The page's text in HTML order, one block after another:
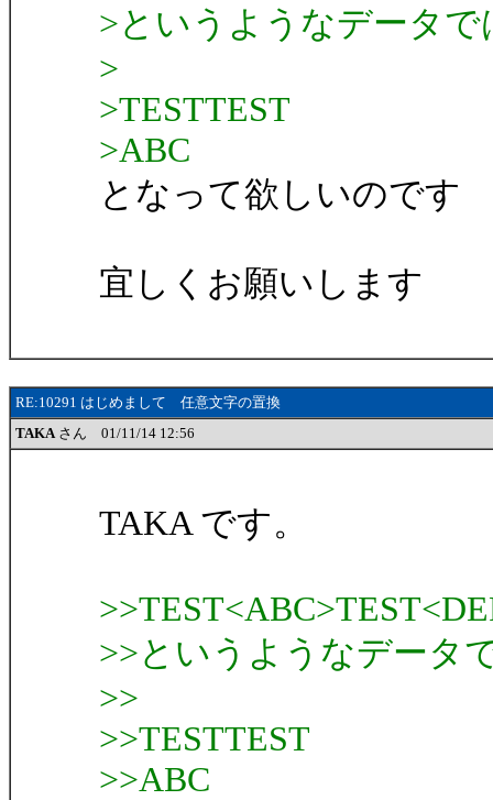
>というようなデータで
>
>TESTTEST
>ABC
となって欲しいのです
宜しくお願いします
RE:10291 はじめまして 任意文字の置換
TAKAさん 01/11/14 12:56
TAKA です。
>>というようなデータ
>>
>>TESTTEST
>>ABC